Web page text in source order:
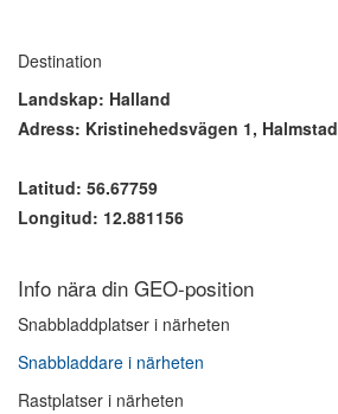
Destination
Landskap: Halland
Adress: Kristinehedsvägen 1, Halmstad
Latitud: 56.67759
Longitud: 12.881156
Info nära din GEO-position
Snabbladdplatser i närheten
Snabbladdare i närheten
Rastplatser i närheten